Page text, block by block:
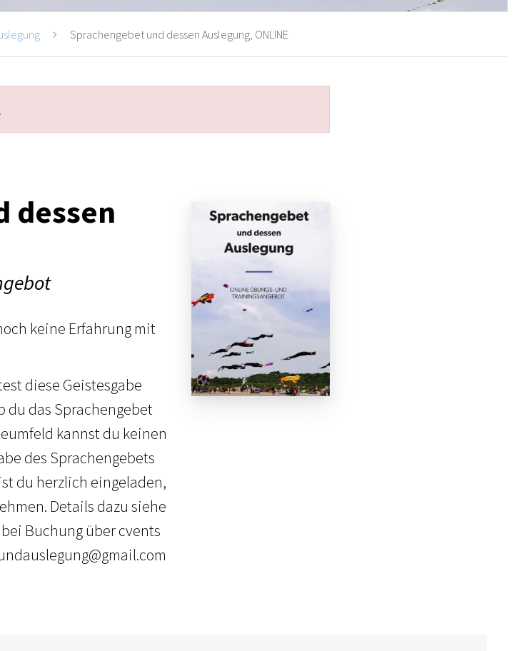
Sprachengebet und dessen Auslegung, ONLINE
dessen
keine Erfahrung mit
diese Geistesgabe
du das Sprachengebet
kannst du keinen
des Sprachengebets
du herzlich eingeladen,
Details dazu siehe
Buchung über cvents